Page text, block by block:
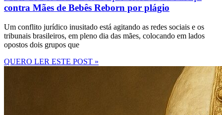
contra Mães de Bebês Reborn por plágio
Um conflito jurídico inusitado está agitando as redes sociais e os
tribunais brasileiros, em pleno dia das mães, colocando em lados
opostos dois grupos que
QUERO LER ESTE POST »